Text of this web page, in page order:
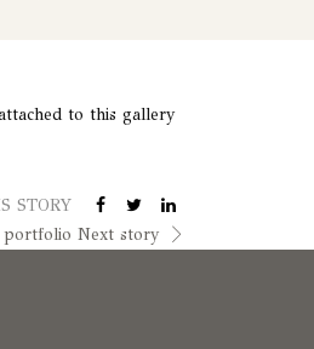
to this gallery
STORY
portfolio Next story